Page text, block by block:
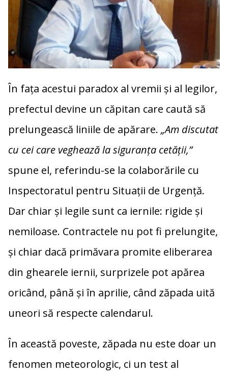
În fața acestui paradox al vremii și al legilor,
prefectul devine un căpitan care caută să
prelungească liniile de apărare. „Am discutat
cu cei care veghează la siguranța cetății,”
spune el, referindu-se la colaborările cu
Inspectoratul pentru Situații de Urgență.
Dar chiar și legile sunt ca iernile: rigide și
nemiloase. Contractele nu pot fi prelungite,
și chiar dacă primăvara promite eliberarea
din ghearele iernii, surprizele pot apărea
oricând, până și în aprilie, când zăpada uită
uneori să respecte calendarul.
În această poveste, zăpada nu este doar un
fenomen meteorologic, ci un test al